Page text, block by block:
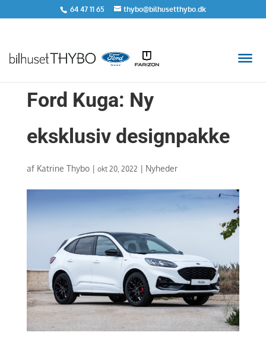
64 47 11 65 thybo@bilhusetthybo.dk
Ford Kuga: Ny
eksklusiv designpakke
af Katrine Thybo| okt 20, 2022 | Nyheder